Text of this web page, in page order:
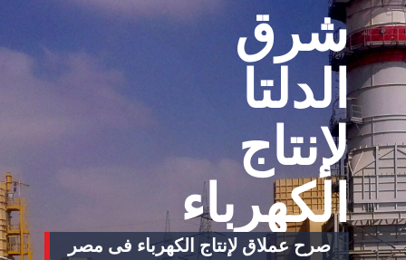
شرق
الدلتا
لإنتاج
الكهرباء
صرح عملاق لإنتاج الكهرباء فى مصر